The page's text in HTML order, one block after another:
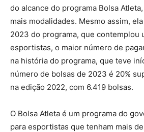
do alcance do programa Bolsa
mais modalidades. Mesmo assim,
2023 do programa, que contemplou
esportistas, o maior número de
na história do programa, que teve
número de bolsas de 2023 é 20%
na edição 2022, com 6.419 bolsas.
O Bolsa Atleta é um programa do
para esportistas que tenham mais